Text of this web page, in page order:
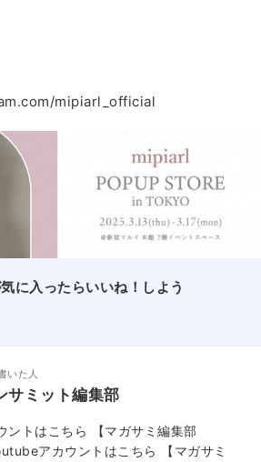
mipiarl_official
に入ったらいいね！しよう
いた人
サミット編集部
ントはこちら
【マガサミ編集部
アカウントはこちら 【マガサミ